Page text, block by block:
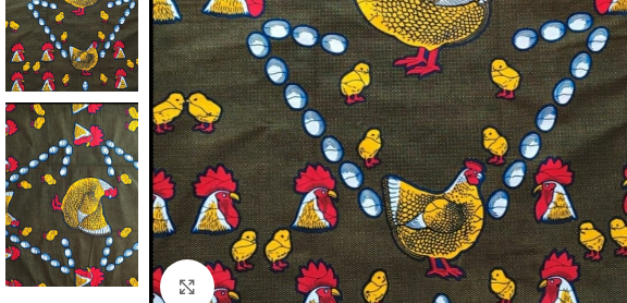
Agrandir